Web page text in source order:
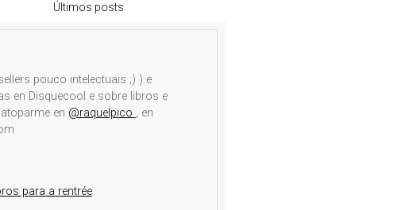
Últimos posts
pouco intelectuais ;) ) e
en Disquecool e sobre libros e
en @raquelpico , en
para a rentrée